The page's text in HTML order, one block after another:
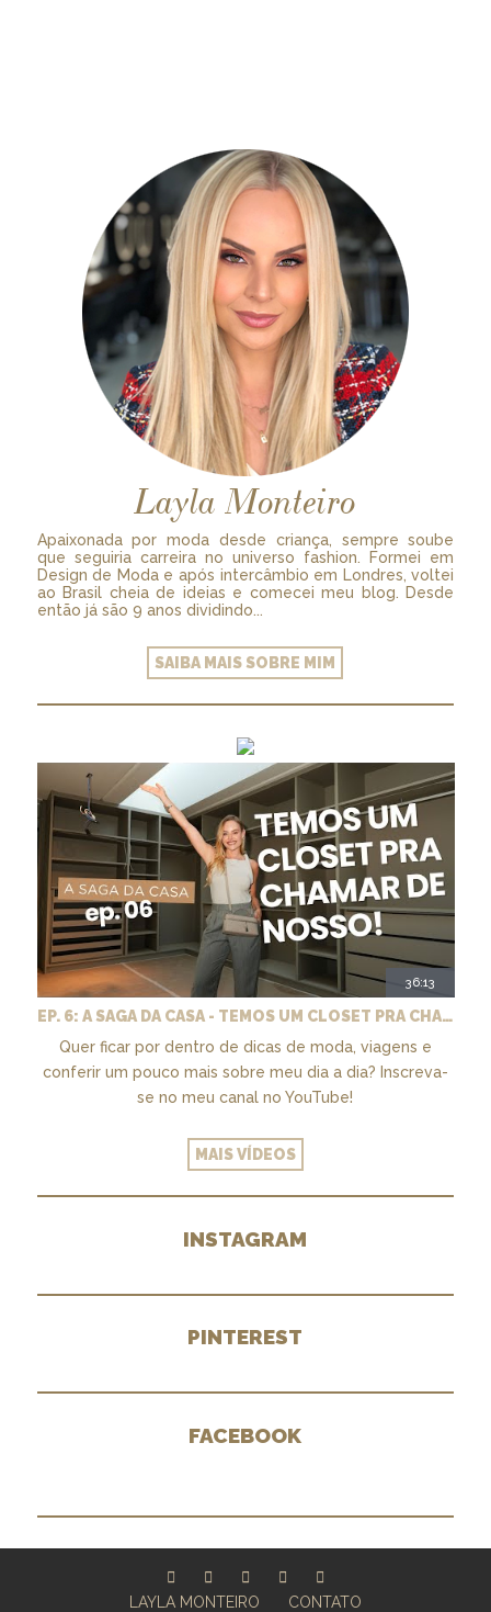
Layla Monteiro
Apaixonada por moda desde criança, sempre soube
que seguiria carreira no universo fashion. Formei em
Design de Moda e após intercâmbio em Londres, voltei
ao Brasil cheia de ideias e comecei meu blog. Desde
então já são 9 anos dividindo...
SAIBA MAIS SOBRE MIM
36:13
EP. 6: A SAGA DA CASA - TEMOS UM CLOSET PRA CHAMAR DE NOSSO + MARCENARIA E PAISAGISMO
Quer ficar por dentro de dicas de moda, viagens e
conferir um pouco mais sobre meu dia a dia? Inscreva-
se no meu canal no YouTube!
MAIS VÍDEOS
INSTAGRAM
PINTEREST
FACEBOOK
LAYLA MONTEIRO CONTATO